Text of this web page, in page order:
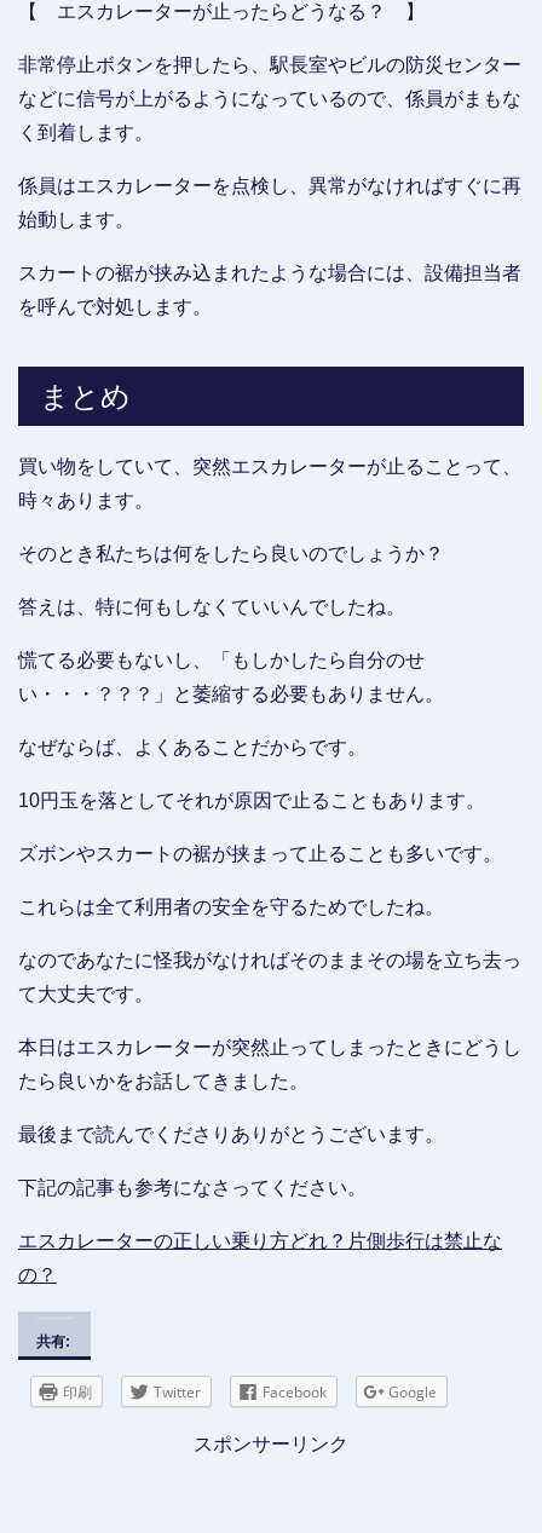
【 エスカレーターが止ったらどうなる？ 】
非常停止ボタンを押したら、駅長室やビルの防災センター
などに信号が上がるようになっているので、係員がまもな
く到着します。
係員はエスカレーターを点検し、異常がなければすぐに再
始動します。
スカートの裾が挟み込まれたような場合には、設備担当者
を呼んで対処します。
まとめ
買い物をしていて、突然エスカレーターが止ることって、
時々あります。
そのとき私たちは何をしたら良いのでしょうか？
答えは、特に何もしなくていいんでしたね。
慌てる必要もないし、「もしかしたら自分のせ
い・・・？？？」と萎縮する必要もありません。
なぜならば、よくあることだからです。
10円玉を落としてそれが原因で止ることもあります。
ズボンやスカートの裾が挟まって止ることも多いです。
これらは全て利用者の安全を守るためでしたね。
なのであなたに怪我がなければそのままその場を立ち去っ
て大丈夫です。
本日はエスカレーターが突然止ってしまったときにどうし
たら良いかをお話してきました。
最後まで読んでくださりありがとうございます。
下記の記事も参考になさってください。
エスカレーターの正しい乗り方どれ？片側歩行は禁止な
の？
共有:
印刷 Twitter Facebook Google
スポンサーリンク